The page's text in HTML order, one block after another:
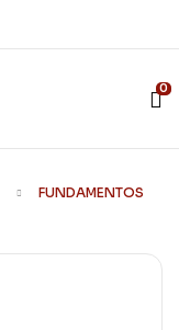
0
FUNDAMENTOS